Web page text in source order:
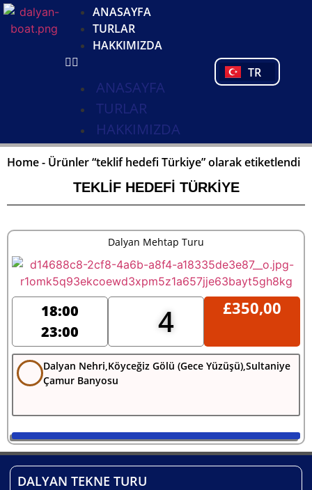
ANASAYFA
TURLAR
HAKKIMIZDA
ANASAYFA
TURLAR
HAKKIMIZDA
TR
PL
PT
Home- Ürünler “teklif hedefi Türkiye” olarak etiketlendi
TEKLIF HEDEFI TÜRKIYE
Dalyan Mehtap Turu
18:00
23:00
4 £350,00
Dalyan Nehri,Köyceğiz Gölü (Gece Yüzüşü),Sultaniye
Çamur Banyosu
DALYAN TEKNE TURU